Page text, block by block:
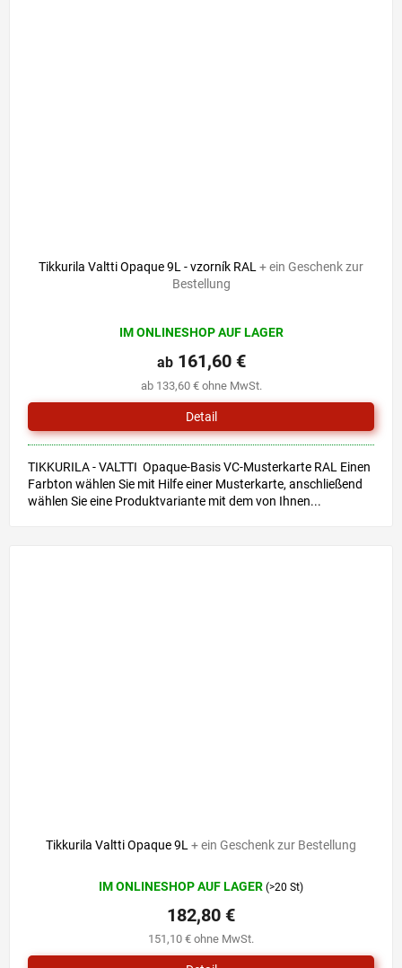
Tikkurila Valtti Opaque 9L - vzorník RAL + ein Geschenk zur
Bestellung
durchschnittliche
Produktbewertung
ist
5,0
von
5
Sternen.
IM ONLINESHOP AUF LAGER
ab 133,60 € ohne MwSt.
ab161,60 €
Detail
TIKKURILA - VALTTI Opaque-Basis VC-Musterkarte RAL Einen
Farbton wählen Sie mit Hilfe einer Musterkarte, anschließend
wählen Sie eine Produktvariante mit dem von Ihnen...
Tikkurila Valtti Opaque 9L + ein Geschenk zur Bestellung
IM ONLINESHOP AUF LAGER (>20 St)
151,10 € ohne MwSt.
182,80 €